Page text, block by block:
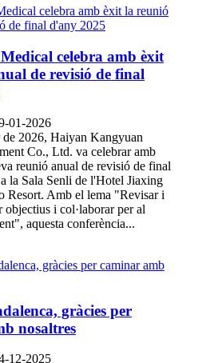
celebra amb èxit
de revisió de final
01-2026
de 2026, Haiyan Kangyuan
Co., Ltd. va celebrar amb
reunió anual de revisió de final
la Sala Senli de l'Hotel Jiaxing
Resort. Amb el lema "Revisar i
i col·laborar per al
aquesta conferència...
gràcies per
nosaltres
12-2025